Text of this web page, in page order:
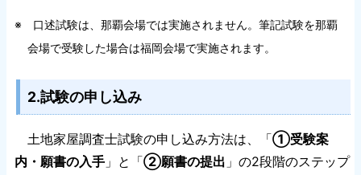
※ 口述試験は、那覇会場では実施されません。筆記試験を那覇
会場で受験した場合は福岡会場で実施されます。
2.試験の申し込み
土地家屋調査士試験の申し込み方法は、「①受験案
内・願書の入手 」と「②願書の提出 」の2段階のステップ